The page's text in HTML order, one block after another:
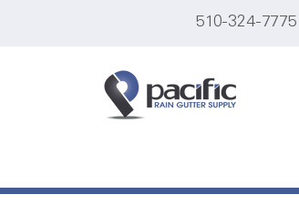
510-324-7775